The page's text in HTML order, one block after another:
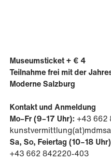
Museumsticket + € 4
Teilnahme frei mit der
Moderne Salzburg
Kontakt und Anmeldung
Mo–Fr (9–17 Uhr): +43 662
Sa, So, Feiertag (10–18
+43 662 842220-403